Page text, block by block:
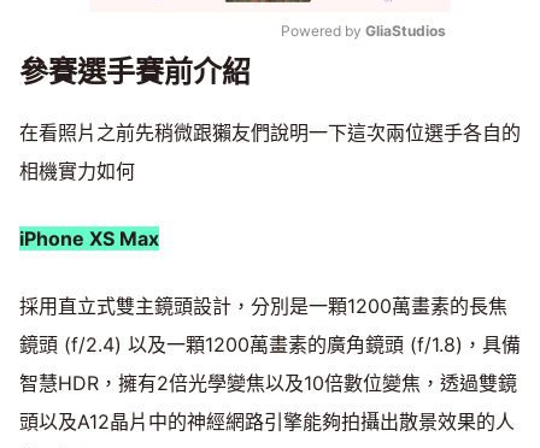
Powered by GliaStudios
參賽選手賽前介紹
在看照片之前先稍微跟獺友們說明一下這次兩位選手各自的
相機實力如何
iPhone XS Max
採用直立式雙主鏡頭設計，分別是一顆1200萬畫素的長焦
鏡頭 (f/2.4) 以及一顆1200萬畫素的廣角鏡頭 (f/1.8)，具備
智慧HDR，擁有2倍光學變焦以及10倍數位變焦，透過雙鏡
頭以及A12晶片中的神經網路引擎能夠拍攝出散景效果的人